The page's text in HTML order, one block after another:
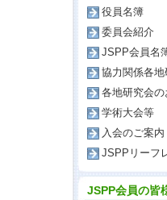
役員名簿
委員会紹介
JSPP会員名
協力関係各地
各地研究会
学術大会等
入会のご案内
JSPPリーフ
JSPP会員の皆